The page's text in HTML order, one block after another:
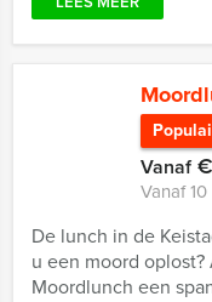
Vanaf€
Vanaf
De lunch in de
u een moord
Moordlunch een